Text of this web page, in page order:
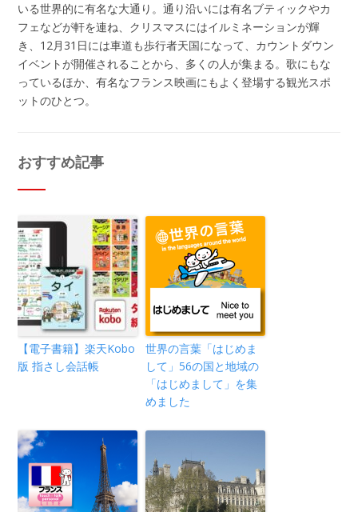
いる世界的に有名な大通り。通り沿いには有名ブティックやカ
フェなどが軒を連ね、クリスマスにはイルミネーションが輝
き、12月31日には車道も歩行者天国になって、カウントダウン
イベントが開催されることから、多くの人が集まる。歌にもな
っているほか、有名なフランス映画にもよく登場する観光スポ
ットのひとつ。
おすすめ記事
【電子書籍】楽天Kobo
版 指さし会話帳
世界の言葉「はじめま
して」56の国と地域の
「はじめまして」を集
めました